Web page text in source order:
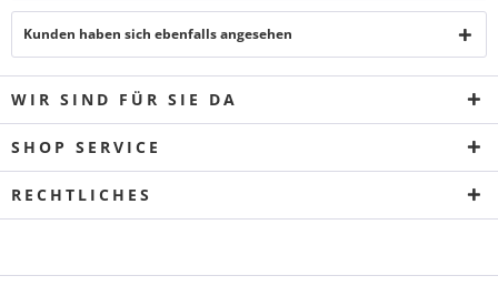
Kunden haben sich ebenfalls angesehen
WIR SIND FÜR SIE DA
SHOP SERVICE
RECHTLICHES